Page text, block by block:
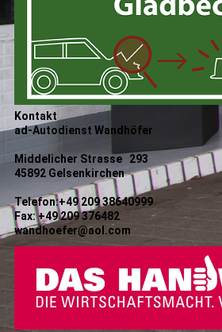
Kontakt
ad-Autodienst Wandhöfer
Middelicher Strasse 293
45892 Gelsenkirchen
Telefon:+49 209 38640999
Fax: +49 209 376482
wandhoefer@aol.com